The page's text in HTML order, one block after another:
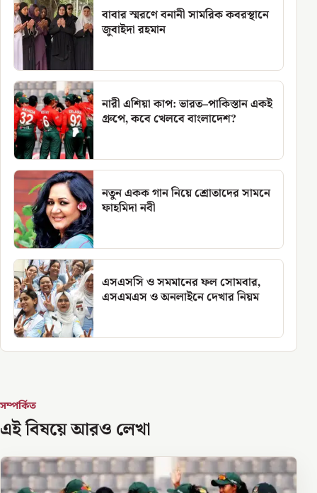
বাবার স্মরণে বনানী সামরিক কবরস্থানে
জুবাইদা রহমান
নারী এশিয়া কাপ: ভারত–পাকিস্তান একই
গ্রুপে, কবে খেলবে বাংলাদেশ?
নতুন একক গান নিয়ে শ্রোতাদের সামনে
ফাহমিদা নবী
এসএসসি ও সমমানের ফল সোমবার,
এসএমএস ও অনলাইনে দেখার নিয়ম
সম্পর্কিত
এই বিষয়ে আরও লেখা